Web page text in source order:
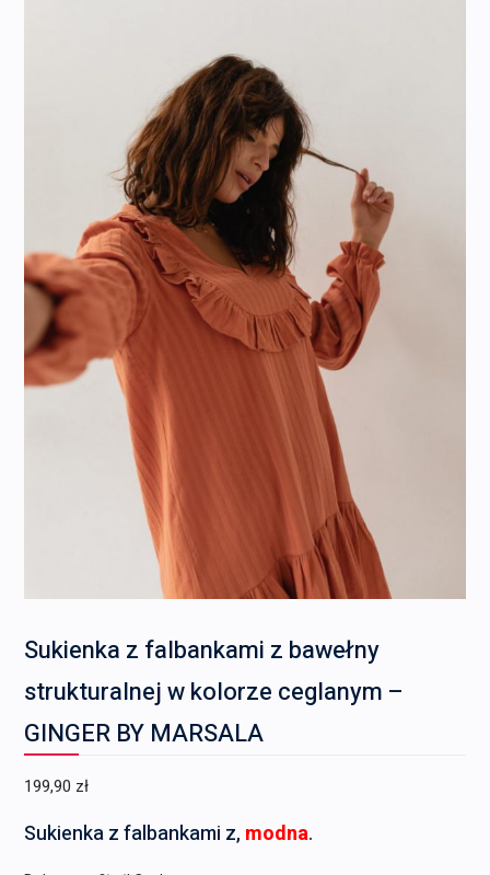
Sukienka z falbankami z bawełny
strukturalnej w kolorze ceglanym –
GINGER BY MARSALA
199,90 zł
Sukienka z falbankami z, modna.